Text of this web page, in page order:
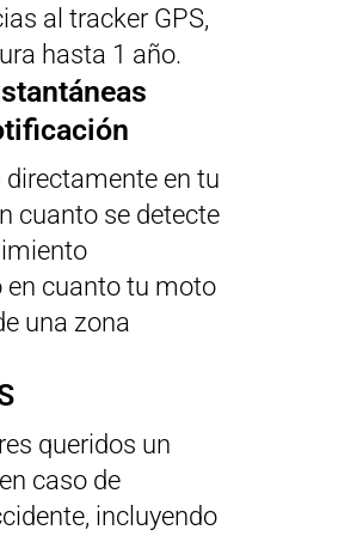
al tracker GPS,
hasta 1 año.
directamente en tu
cuanto se detecte
en cuanto tu moto
una zona
queridos un
caso de
incluyendo